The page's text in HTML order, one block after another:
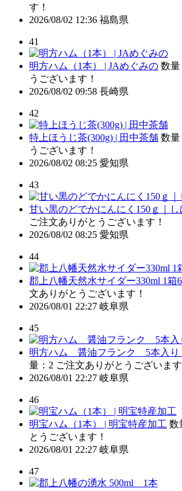
す！
2026/08/02 12:36 福島県
41
明方ハム（1本） | JAめぐみの 数量
うございます！
2026/08/02 09:58 長崎県
42
特上ほうじ茶(300g) | 田中茶舗 数量
うございます！
2026/08/02 08:25 愛知県
43
甘い黒のどでかにんにく150ｇ｜し
ご注文ありがとうございます！
2026/08/02 08:25 愛知県
44
郡上八幡天然水サイダー330ml 1箱
文ありがとうございます！
2026/08/01 22:27 岐阜県
45
明方ハム 醤油フランク 5本入り
量：2 ご注文ありがとうございます
2026/08/01 22:27 岐阜県
46
明宝ハム（1本） | 明宝特産加工 数
とうございます！
2026/08/01 22:27 岐阜県
47